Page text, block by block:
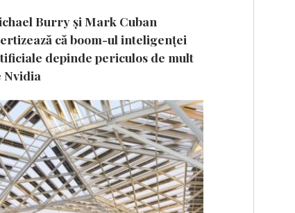
Burry și Mark Cuban
că boom-ul inteligenței
depinde periculos de mult
Nvidia